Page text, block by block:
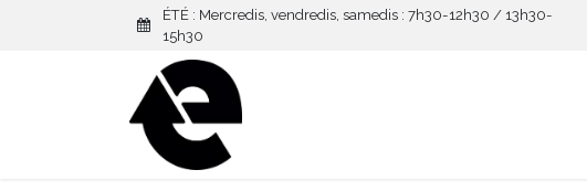
ÉTÉ : Mercredis, vendredis, samedis : 7h30-12h30 / 13h30-
15h30